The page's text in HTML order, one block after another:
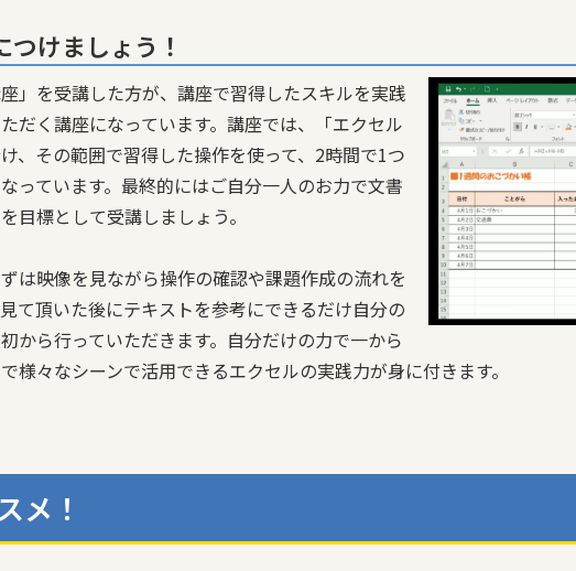
けましょう！
」を受講した方が、講座で習得したスキルを実践
だく講座になっています。講座では、「エクセル
、その範囲で習得した操作を使って、2時間で1つ
っています。最終的にはご自分一人のお力で文書
目標として受講しましょう。
は映像を見ながら操作の確認や課題作成の流れを
て頂いた後にテキストを参考にできるだけ自分の
から行っていただきます。自分だけの力で一から
様々なシーンで活用できるエクセルの実践力が身に付きます。
メ！